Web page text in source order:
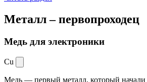
Металл –первопроходец
Медь для электроники
Cu
Медь — первый металл, который начали